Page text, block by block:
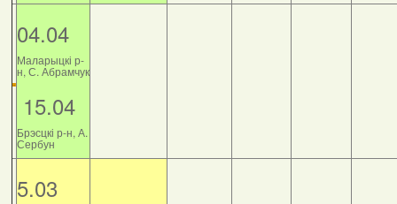
04.04
Маларыцкі р-
н, С. Абрамчук
15.04
Брэсцкі р-н, А.
Сербун
5.03